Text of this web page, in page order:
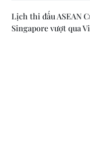
Lịch thi đấu ASEAN
Singapore vượt qua